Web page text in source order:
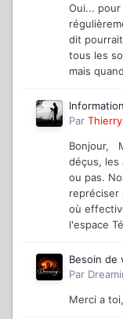
Oui...
dit
tous les
mais
Par Thierry
Bonjour,
déçus, les
ou pas.
repréciser
où
l'espace
Besoin de
Par
Merci a